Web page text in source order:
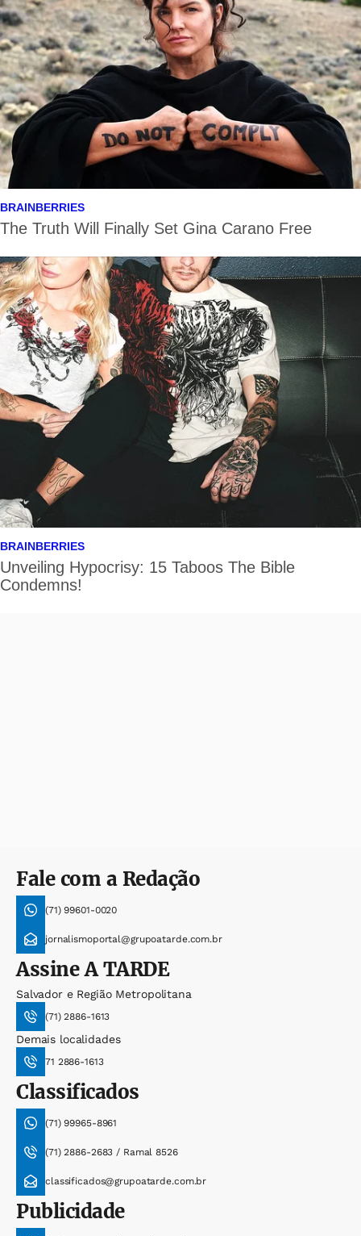
Fale com a Redação
(71) 99601-0020
jornalismoportal@grupoatarde.com.br
AssineA TARDE
Salvador e Região Metropolitana
(71) 2886-1613
Demais localidades
71 2886-1613
Classificados
(71) 99965-8961
(71) 2886-2683 / Ramal 8526
classificados@grupoatarde.com.br
Publicidade